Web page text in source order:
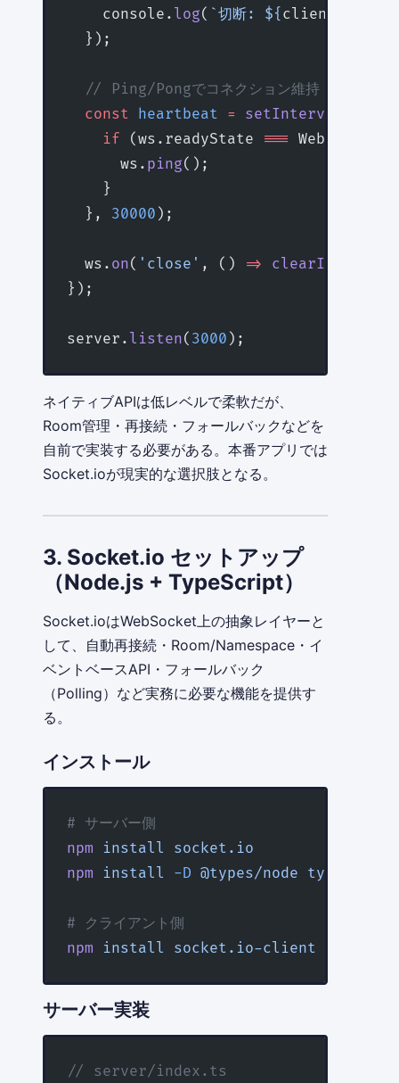
    console.
log( `切断: ${ clientIp
  });
  // Ping/Pongでコネクション維持
  const
heartbeat = setInterval
    if
(ws.readyState === WebSocket.
      ws.
ping();
    }
  },
30000 );
  ws.
on( 'close' , () => clearInterval
});
server. listen( 3000 );
ネイティブAPIは低レベルで柔軟だが、
Room管理・再接続・フォールバックなどを
自前で実装する必要がある。本番アプリでは
Socket.ioが現実的な選択肢となる。
3. Socket.io セットアップ
（Node.js + TypeScript）
Socket.ioはWebSocket上の抽象レイヤーと
して、自動再接続・Room/Namespace・イ
ベントベースAPI・フォールバック
（Polling）など実務に必要な機能を提供す
る。
インストール
# サーバー側
npm install socket.io
npm install -D @types/node typescript
# クライアント側
npm install socket.io-client
サーバー実装
// server/index.ts